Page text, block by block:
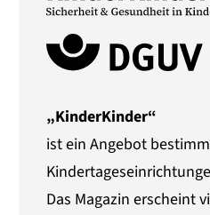
„KinderKinder“
ist ein Angebot
Das Magazin erscheint